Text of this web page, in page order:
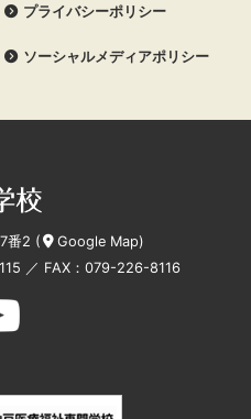
プライバシーポリシー
ソーシャルメディアポリシー
番2 ( Google Map)
／ FAX：079-226-8116